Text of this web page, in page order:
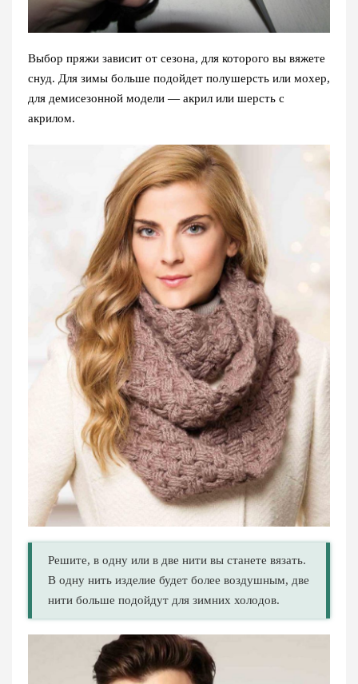
Выбор пряжи зависит от сезона, для которого вы вяжете
снуд. Для зимы больше подойдет полушерсть или мохер,
для демисезонной модели — акрил или шерсть с
акрилом.
Решите, в одну или в две нити вы станете вязать.
В одну нить изделие будет более воздушным, две
нити больше подойдут для зимних холодов.